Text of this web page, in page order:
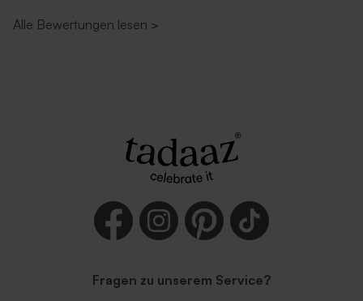
Alle Bewertungen lesen >
Fragen zu unserem Service?